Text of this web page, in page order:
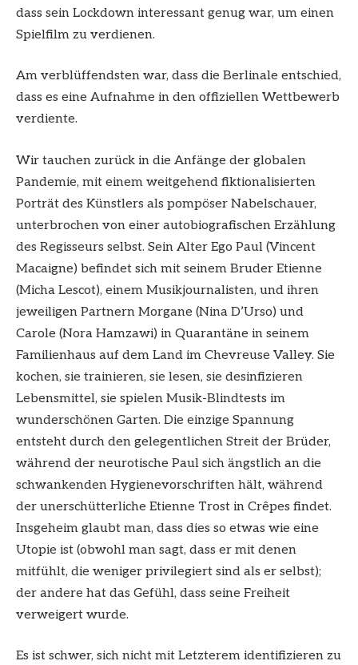
dass sein Lockdown interessant genug war, um einen
Spielfilm zu verdienen.
Am verblüffendsten war, dass die Berlinale entschied,
dass es eine Aufnahme in den offiziellen Wettbewerb
verdiente.
Wir tauchen zurück in die Anfänge der globalen
Pandemie, mit einem weitgehend fiktionalisierten
Porträt des Künstlers als pompöser Nabelschauer,
unterbrochen von einer autobiografischen Erzählung
des Regisseurs selbst. Sein Alter Ego Paul (Vincent
Macaigne) befindet sich mit seinem Bruder Etienne
(Micha Lescot), einem Musikjournalisten, und ihren
jeweiligen Partnern Morgane (Nina D’Urso) und
Carole (Nora Hamzawi) in Quarantäne in seinem
Familienhaus auf dem Land im Chevreuse Valley. Sie
kochen, sie trainieren, sie lesen, sie desinfizieren
Lebensmittel, sie spielen Musik-Blindtests im
wunderschönen Garten. Die einzige Spannung
entsteht durch den gelegentlichen Streit der Brüder,
während der neurotische Paul sich ängstlich an die
schwankenden Hygienevorschriften hält, während
der unerschütterliche Etienne Trost in Crêpes findet.
Insgeheim glaubt man, dass dies so etwas wie eine
Utopie ist (obwohl man sagt, dass er mit denen
mitfühlt, die weniger privilegiert sind als er selbst);
der andere hat das Gefühl, dass seine Freiheit
verweigert wurde.
Es ist schwer, sich nicht mit Letzterem identifizieren zu